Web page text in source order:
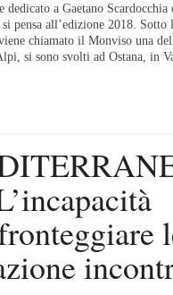
dedicato a Gaetano
pensa all’edizione 2018.
chiamato il Monviso una
si sono svolti ad Ostana, in